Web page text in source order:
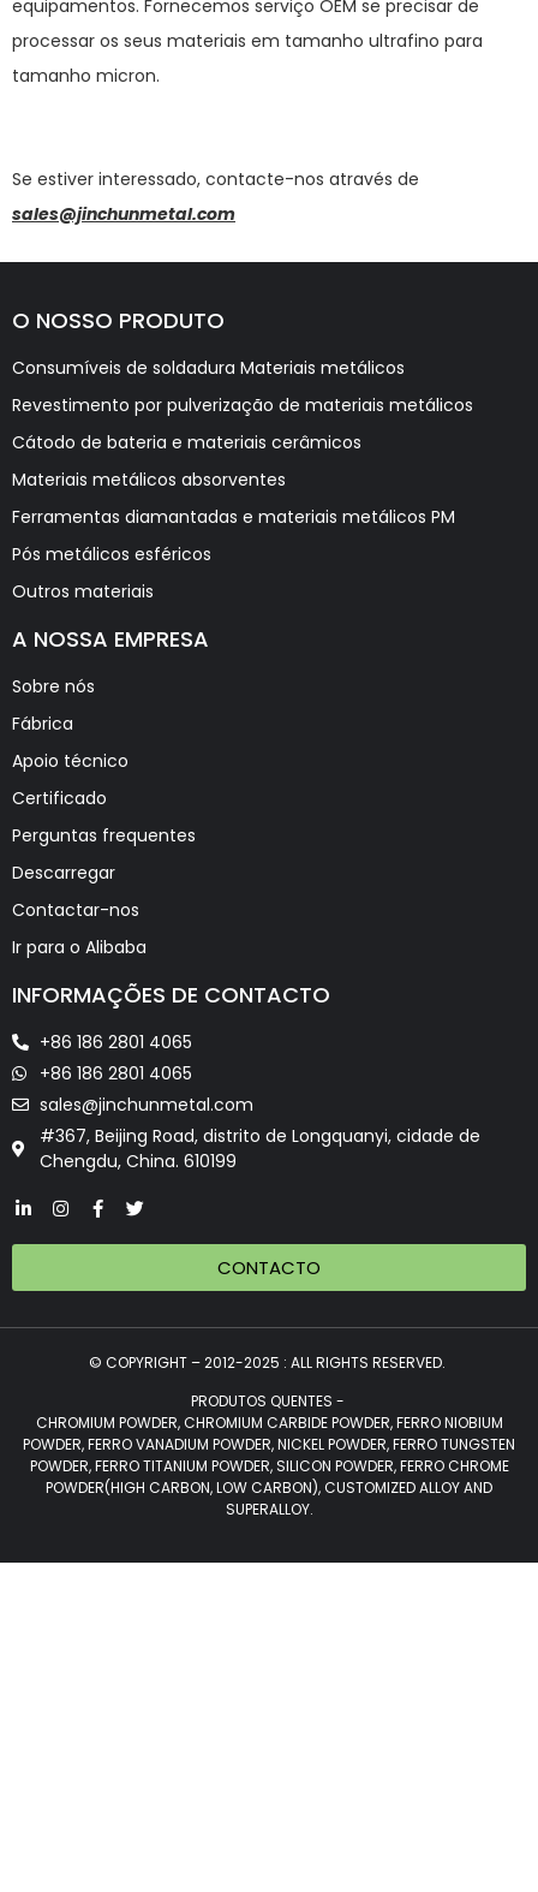
equipamentos. Fornecemos serviço OEM se precisar de
processar os seus materiais em tamanho ultrafino para
tamanho micron.
Se estiver interessado, contacte-nos através de
sales@jinchunmetal.com
O NOSSO PRODUTO
Consumíveis de soldadura Materiais metálicos
Revestimento por pulverização de materiais metálicos
Cátodo de bateria e materiais cerâmicos
Materiais metálicos absorventes
Ferramentas diamantadas e materiais metálicos PM
Pós metálicos esféricos
Outros materiais
A NOSSA EMPRESA
Sobre nós
Fábrica
Apoio técnico
Certificado
Perguntas frequentes
Descarregar
Contactar-nos
Ir para o Alibaba
INFORMAÇÕES DE CONTACTO
+86 186 2801 4065
+86 186 2801 4065
sales@jinchunmetal.com
#367, Beijing Road, distrito de Longquanyi, cidade de
Chengdu, China. 610199
CONTACTO
© COPYRIGHT – 2012-2025 : ALL RIGHTS RESERVED.
PRODUTOS QUENTES -
CHROMIUM POWDER, CHROMIUM CARBIDE POWDER, FERRO NIOBIUM
POWDER, FERRO VANADIUM POWDER, NICKEL POWDER, FERRO TUNGSTEN
POWDER, FERRO TITANIUM POWDER, SILICON POWDER, FERRO CHROME
POWDER(HIGH CARBON, LOW CARBON), CUSTOMIZED ALLOY AND
SUPERALLOY.